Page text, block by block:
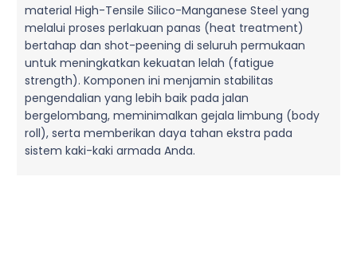
material High-Tensile Silico-Manganese Steel yang
melalui proses perlakuan panas (heat treatment)
bertahap dan shot-peening di seluruh permukaan
untuk meningkatkan kekuatan lelah (fatigue
strength). Komponen ini menjamin stabilitas
pengendalian yang lebih baik pada jalan
bergelombang, meminimalkan gejala limbung (body
roll), serta memberikan daya tahan ekstra pada
sistem kaki-kaki armada Anda.